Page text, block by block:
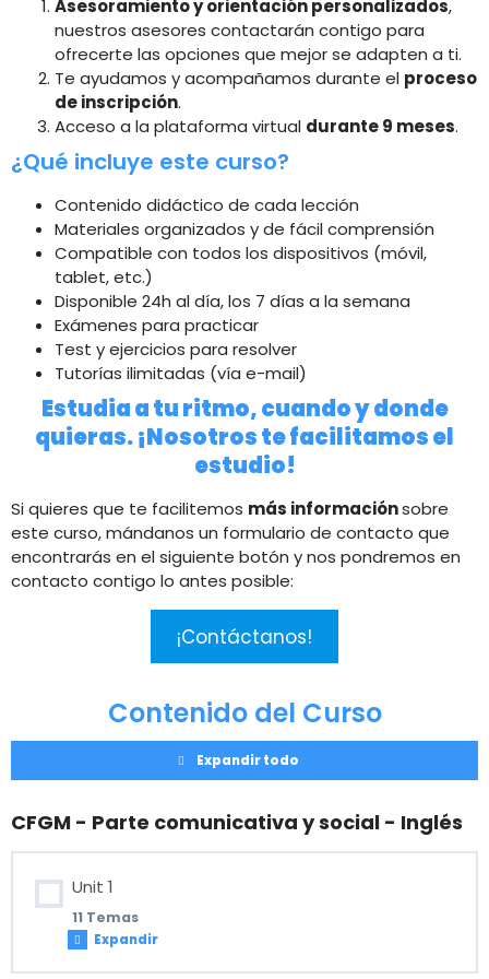
Asesoramiento y orientación personalizados,
nuestros asesores contactarán contigo para
ofrecerte las opciones que mejor se adapten a ti.
Te ayudamos y acompañamos durante el proceso
de inscripción.
Acceso a la plataforma virtual durante 9 meses.
¿Qué incluye este curso?
Contenido didáctico de cada lección
Materiales organizados y de fácil comprensión
Compatible con todos los dispositivos (móvil,
tablet, etc.)
Disponible 24h al día, los 7 días a la semana
Exámenes para practicar
Test y ejercicios para resolver
Tutorías ilimitadas (vía e-mail)
Estudia a tu ritmo, cuando y donde
quieras. ¡Nosotros te facilitamos el
estudio!
Si quieres que te facilitemos más informaciónsobre
este curso, mándanos un formulario de contacto que
encontrarás en el siguiente botón y nos pondremos en
contacto contigo lo antes posible:
¡Contáctanos!
Contenido del Curso
Expandir todo
CFGM - Parte comunicativa y social - Inglés
Unit 1
11 Temas
Expandir